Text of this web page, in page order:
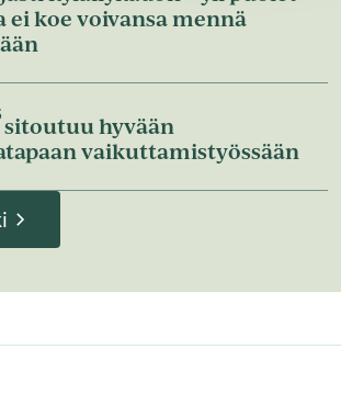
ei koe voivansa mennä
hyvään
vaikuttamistyössään